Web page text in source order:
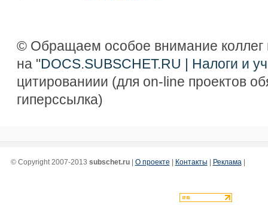
© Обращаем особое внимание коллег
на "DOCS.SUBSCHET.RU | Налоги и
цитированиии (для on-line проектов
гиперссылка)
© Copyright 2007-2013 subschet.ru| О проекте | Контакты | Реклама |